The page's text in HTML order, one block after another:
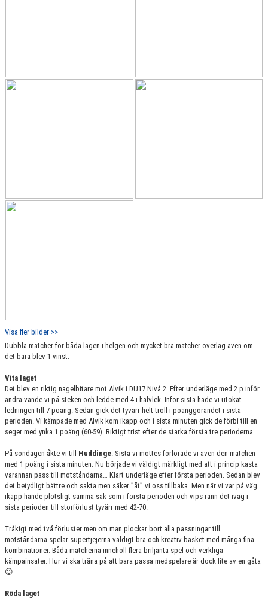
Visa fler bilder >>
Dubbla matcher för båda lagen i helgen och mycket bra matcher överlag även om
det bara blev 1 vinst.
Vita laget
Det blev en riktig nagelbitare mot Alvik i DU17 Nivå 2. Efter underläge med 2 p inför
andra vände vi på steken och ledde med 4 i halvlek. Inför sista hade vi utökat
ledningen till 7 poäng. Sedan gick det tyvärr helt troll i poänggörandet i sista
perioden. Vi kämpade med Alvik kom ikapp och i sista minuten gick de förbi till en
seger med ynka 1 poäng (60-59). Riktigt trist efter de starka första tre perioderna.
På söndagen åkte vi till Huddinge. Sista vi möttes förlorade vi även den matchen
med 1 poäng i sista minuten. Nu började vi väldigt märkligt med att i princip kasta
varannan pass till motståndarna… Klart underläge efter första perioden. Sedan blev
det betydligt bättre och sakta men säker ”åt” vi oss tillbaka. Men när vi var på väg
ikapp hände plötsligt samma sak som i första perioden och vips rann det iväg i
sista perioden till storförlust tyvärr med 42-70.
Tråkigt med två förluster men om man plockar bort alla passningar till
motståndarna spelar supertjejerna väldigt bra och kreativ basket med många fina
kombinationer. Båda matcherna innehöll flera briljanta spel och verkliga
kämpainsater. Hur vi ska träna på att bara passa medspelare är dock lite av en gåta
😉
Röda laget